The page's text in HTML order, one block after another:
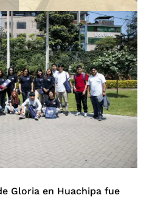
Gloria en Huachipa fue